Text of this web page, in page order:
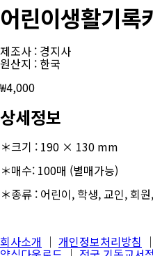
어린이생활기록
제조사 : 경지사
원산지 : 한국
₩4,000
상세정보
＊크기 : 190 × 130 mm
＊매수: 100매 (별매가능)
＊종류 : 어린이, 학생, 교인, 회
회사소개 │ 개인정보처리방침 │